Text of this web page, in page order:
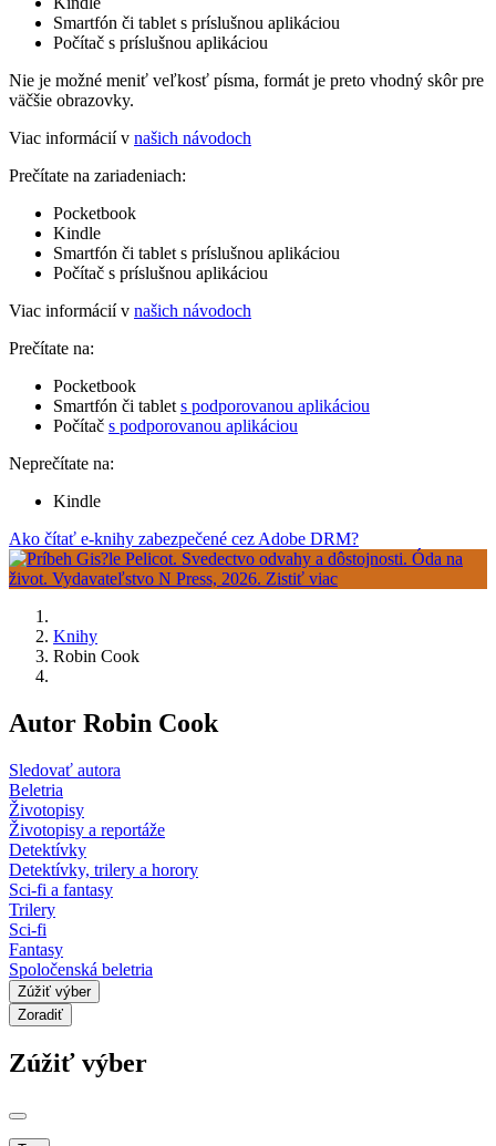
Smartfón či tablet s príslušnou aplikáciou
Počítač s príslušnou aplikáciou
Nie je možné meniť veľkosť písma, formát je preto vhodný skôr pre
väčšie obrazovky.
Viac informácií v našich návodoch
Prečítate na zariadeniach:
Pocketbook
Kindle
Smartfón či tablet s príslušnou aplikáciou
Počítač s príslušnou aplikáciou
Viac informácií v našich návodoch
Prečítate na:
Pocketbook
Smartfón či tablet s podporovanou aplikáciou
Počítač s podporovanou aplikáciou
Neprečítate na:
Kindle
Ako čítať e-knihy zabezpečené cez Adobe DRM?
Knihy
Robin Cook
Autor Robin Cook
Sledovať autora
Beletria
Životopisy
Životopisy a reportáže
Detektívky
Detektívky, trilery a horory
Sci-fi a fantasy
Trilery
Sci-fi
Fantasy
Spoločenská beletria
Zúžiť výber
Zoradiť
Zúžiť výber